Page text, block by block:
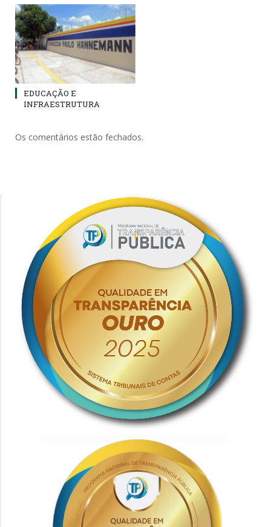
EDUCAÇÃO E
INFRAESTRUTURA
Os comentários estão fechados.